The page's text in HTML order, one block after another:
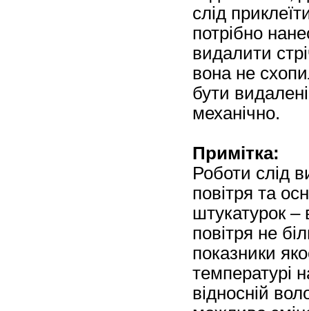
слід
потрібно
видалити
вона не
бути
механічно.
Примітка:
Роботи слід
повітря та
штукатурок –
повітря не
показники
температурі
відносній